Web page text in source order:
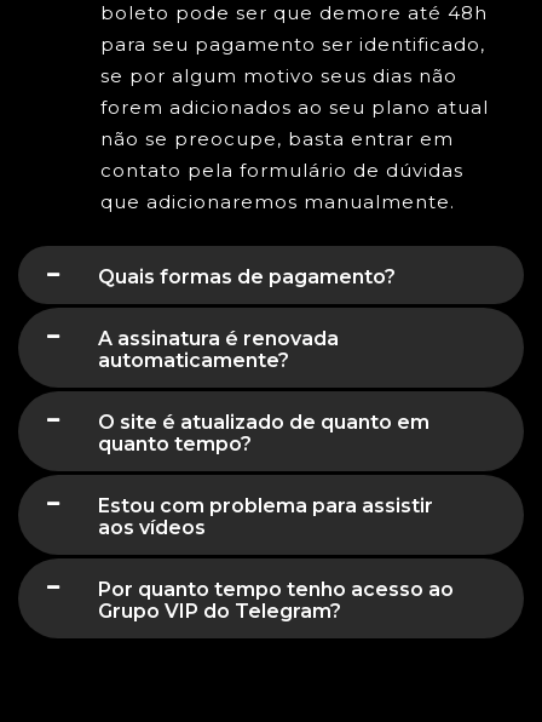
boleto pode ser que demore até 48h
para seu pagamento ser identificado,
se por algum motivo seus dias não
forem adicionados ao seu plano atual
não se preocupe, basta entrar em
contato pela formulário de dúvidas
que adicionaremos manualmente.
Quais formas de pagamento?
A assinatura é renovada
automaticamente?
O site é atualizado de quanto em
quanto tempo?
Estou com problema para assistir
aos vídeos
Por quanto tempo tenho acesso ao
Grupo VIP do Telegram?